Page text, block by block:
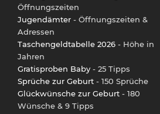
Öffnungszeiten
Jugendämter - Öffnungszeiten &
Adressen
Taschengeldtabelle 2026 - Höhe in
Jahren
Gratisproben Baby - 25 Tipps
Sprüche zur Geburt - 150 Sprüche
Glückwünsche zur Geburt - 180
Wünsche & 9 Tipps